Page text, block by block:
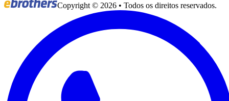
Copyright © 2026 • Todos os direitos reservados.